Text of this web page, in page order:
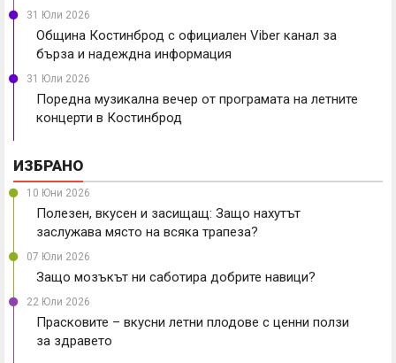
31 Юли 2026
Община Костинброд с официален Viber канал за
бърза и надеждна информация
31 Юли 2026
Поредна музикална вечер от програмата на летните
концерти в Костинброд
ИЗБРАНО
10 Юни 2026
Полезен, вкусен и засищащ: Защо нахутът
заслужава място на всяка трапеза?
07 Юли 2026
Защо мозъкът ни саботира добрите навици?
22 Юли 2026
Прасковите – вкусни летни плодове с ценни ползи
за здравето